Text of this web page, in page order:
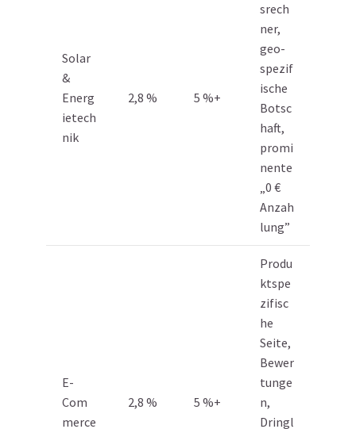
Solar
&
Energ
ietech
nik
2,8 % 5 %+
srech
ner,
geo-
spezif
ische
Botsc
haft,
promi
nente
„0 €
Anzah
lung”
E-
Com
merce
2,8 % 5 %+
Produ
ktspe
zifisc
he
Seite,
Bewer
tunge
n,
Dringl